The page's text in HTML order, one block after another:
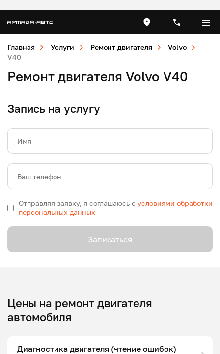
Главная Услуги Ремонт двигателя
Volvo
V40
Ремонт двигателя Volvo V40
Запись на услугу
Имя
Ваш телефон
Отправляя заявку, я соглашаюсь с условиями обработки
персональных данных
Записаться
Цены на ремонт двигателя
автомобиля
Диагностика двигателя (чтение ошибок)